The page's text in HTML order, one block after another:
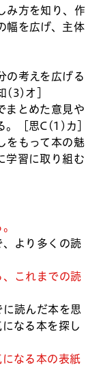
み方を知り、作
幅を広げ、主体
の考えを広げる
(3)オ］
まとめた意見や
。［思C(1)カ］
をもって本の魅
学習に取り組む
、より多くの読
これまでの読
に読んだ本を思
なる本を探し
なる本の表紙